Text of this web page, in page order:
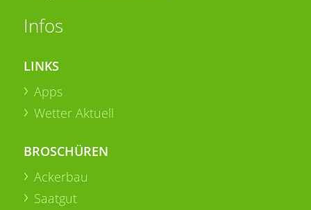
Infos
LINKS
Apps
Wetter Aktuell
BROSCHÜREN
Ackerbau
Saatgut